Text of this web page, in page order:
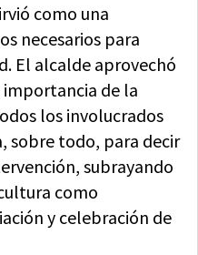
como una
necesarios para
El alcalde aprovechó
de la
los involucrados
sobre todo, para decir
subrayando
como
y celebración de